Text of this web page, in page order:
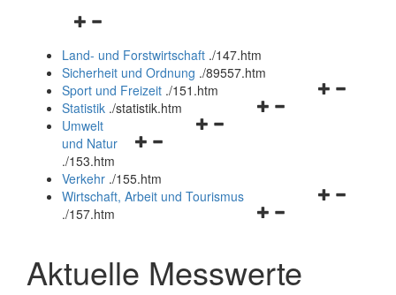
Navigationsmenü
und
schließen
Land- und Forstwirtschaft ./147.htm
Sicherheit und Ordnung ./89557.htm
Navigationsmenü
Sport und Freizeit ./151.htm
Navigationsmenü
Statistik ./statistik.htm
Navigationsmenü
und
schließen
Umwelt
und Natur
./153.htm
Verkehr ./155.htm
Navigationsmenü
schließen
Wirtschaft, Arbeit und Tourismus
./157.htm
Aktuelle Messwerte